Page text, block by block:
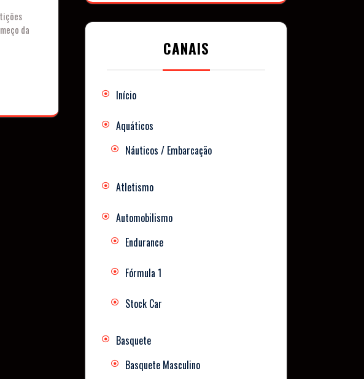
da
CANAIS
Início
Aquáticos
Náuticos / Embarcação
Atletismo
Automobilismo
Endurance
Fórmula 1
Stock Car
Basquete
Basquete Masculino